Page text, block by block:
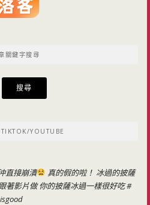
關鍵字搜尋
YOUTUBE
直接崩潰
真的假的啦！ 冰過的披薩
著影片做 你的披薩冰過一樣很好吃#